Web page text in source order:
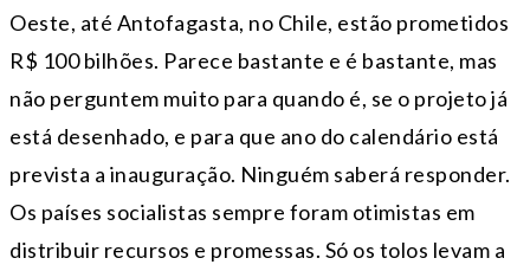
Oeste, até Antofagasta, no Chile, estão prometidos
R$ 100 bilhões. Parece bastante e é bastante, mas
não perguntem muito para quando é, se o projeto já
está desenhado, e para que ano do calendário está
prevista a inauguração. Ninguém saberá responder.
Os países socialistas sempre foram otimistas em
distribuir recursos e promessas. Só os tolos levam a